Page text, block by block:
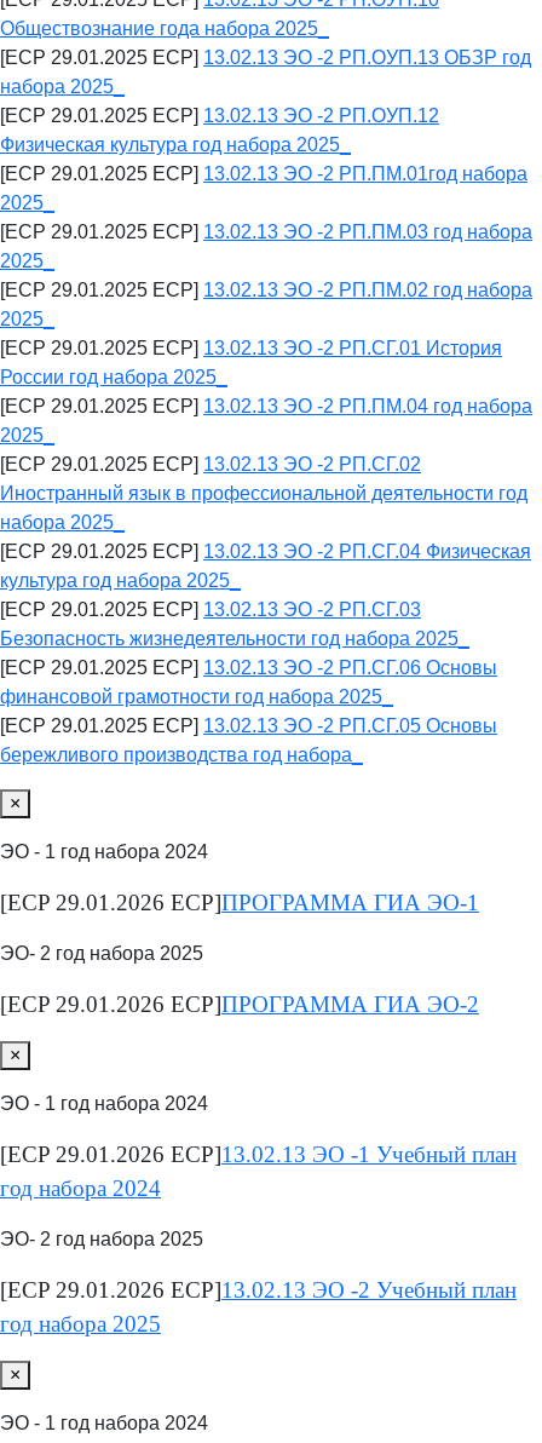
Обществознание года набора 2025_
[ECP 29.01.2025 ECP] 13.02.13 ЭО -2 РП.ОУП.13 ОБЗР год
набора 2025_
[ECP 29.01.2025 ECP] 13.02.13 ЭО -2 РП.ОУП.12
Физическая культура год набора 2025_
[ECP 29.01.2025 ECP] 13.02.13 ЭО -2 РП.ПМ.01год набора
2025_
[ECP 29.01.2025 ECP] 13.02.13 ЭО -2 РП.ПМ.03 год набора
2025_
[ECP 29.01.2025 ECP] 13.02.13 ЭО -2 РП.ПМ.02 год набора
2025_
[ECP 29.01.2025 ECP] 13.02.13 ЭО -2 РП.СГ.01 История
России год набора 2025_
[ECP 29.01.2025 ECP] 13.02.13 ЭО -2 РП.ПМ.04 год набора
2025_
[ECP 29.01.2025 ECP] 13.02.13 ЭО -2 РП.СГ.02
Иностранный язык в профессиональной деятельности год
набора 2025_
[ECP 29.01.2025 ECP] 13.02.13 ЭО -2 РП.СГ.04 Физическая
культура год набора 2025_
[ECP 29.01.2025 ECP] 13.02.13 ЭО -2 РП.СГ.03
Безопасность жизнедеятельности год набора 2025_
[ECP 29.01.2025 ECP] 13.02.13 ЭО -2 РП.СГ.06 Основы
финансовой грамотности год набора 2025_
[ECP 29.01.2025 ECP] 13.02.13 ЭО -2 РП.СГ.05 Основы
бережливого производства год набора_
×
ЭО - 1 год набора 2024
[ECP 29.01.2026 ECP]ПРОГРАММА ГИА ЭО-1
ЭО- 2 год набора 2025
[ECP 29.01.2026 ECP]ПРОГРАММА ГИА ЭО-2
×
ЭО - 1 год набора 2024
[ECP 29.01.2026 ECP]13.02.13 ЭО -1 Учебный план
год набора 2024
ЭО- 2 год набора 2025
[ECP 29.01.2026 ECP]13.02.13 ЭО -2 Учебный план
год набора 2025
×
ЭО - 1 год набора 2024